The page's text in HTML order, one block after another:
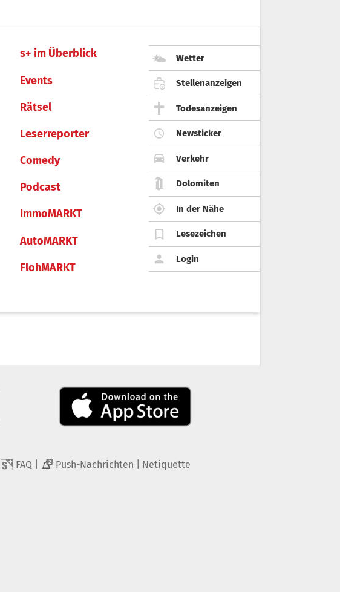
s+ im Überblick
Events
Rätsel
Leserreporter
Comedy
Podcast
ImmoMARKT
AutoMARKT
FlohMARKT
Wetter
Stellenanzeigen
Todesanzeigen
Newsticker
Verkehr
Dolomiten
In der Nähe
Lesezeichen
Login
FAQ 2 Push-Nachrichten Netiquette